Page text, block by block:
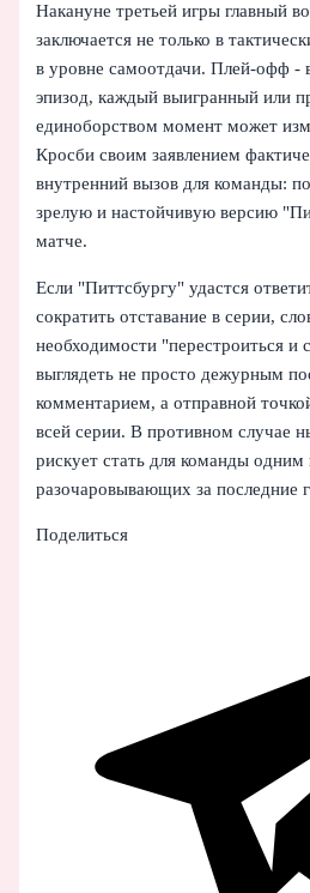
Накануне третьей игры главный
заключается не только в
в уровне самоотдачи. Плей-офф -
эпизод, каждый выигранный или
единоборством момент может
Кросби своим заявлением
внутренний вызов для команды:
зрелую и настойчивую версию
матче.
Если "Питтсбургу" удастся
сократить отставание в серии,
необходимости "перестроиться и
выглядеть не просто дежурным
комментарием, а отправной
всей серии. В противном случае
рискует стать для команды одним
разочаровывающих за последние
Поделиться